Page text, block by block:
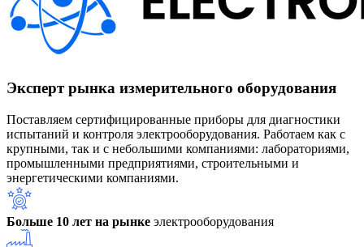
Эксперт рынка измерительного оборудования
Поставляем сертифицированные приборы для диагностики
испытаний и контроля электрооборудования. Работаем как с
крупными, так и с небольшими компаниями: лабораториями,
промышленными предприятиями, строительными и
энергетическими компаниями.
Больше 10 лет на рынке электрооборудования